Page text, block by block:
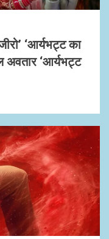
‘आर्यभट्ट का
अवतार ‘आर्यभट्ट